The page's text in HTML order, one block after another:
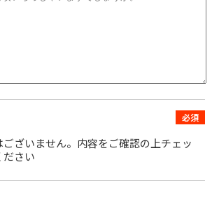
ざいません。内容をご確認の上チェッ
ださい